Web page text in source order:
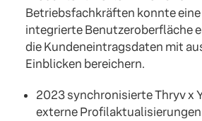
Betriebsfachkräften konnte eine
integrierte Benutzeroberfläche
die Kundeneintragsdaten mit
Einblicken bereichern.
2023 synchronisierte Thryv x
externe Profilaktualisierungen